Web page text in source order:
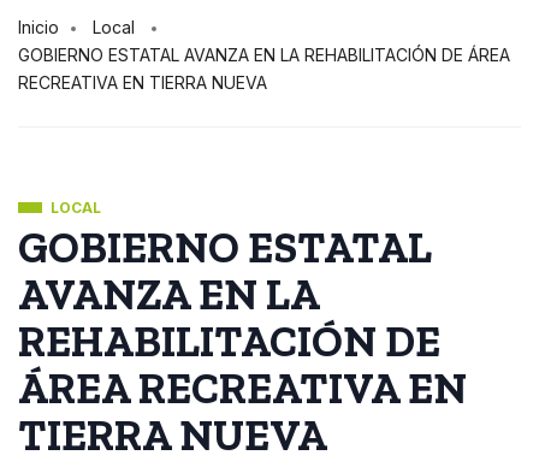
Inicio
Local
GOBIERNO ESTATAL AVANZA EN LA REHABILITACIÓN DE ÁREA
RECREATIVA EN TIERRA NUEVA
LOCAL
GOBIERNO ESTATAL
AVANZA EN LA
REHABILITACIÓN DE
ÁREA RECREATIVA EN
TIERRA NUEVA